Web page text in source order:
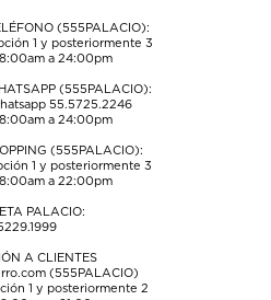
(555PALACIO):
1 y posteriormente 3
a 24:00pm
(555PALACIO):
55.5725.2246
a 24:00pm
(555PALACIO):
1 y posteriormente 3
a 22:00pm
PALACIO:
A CLIENTES
(555PALACIO)
1 y posteriormente 2